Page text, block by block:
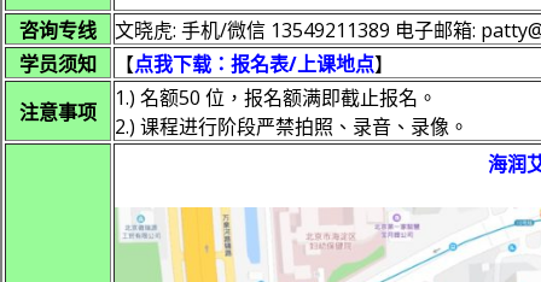
咨询专线
文晓虎: 手机/微信 13549211389 电子邮箱:
学员须知
【点我下载：报名表/上课地点】
注意事项
1.) 名额50 位，报名额满即截止报名。
2.) 课程进行阶段严禁拍照、录音、录像。
海润